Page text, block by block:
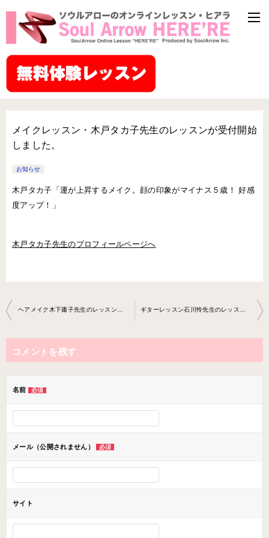
メイクレッスン・木戸タカ子先生のレッスンが受付開始
しました。
お知らせ
木戸タカ子「運が上昇するメイク。顔の印象がマイナス５歳！ 好感
度アップ！」
木戸タカ子先生のプロフィールページへ
投
稿
ナ
ビ
ョ
ン
ヘアメイク木下庸子先生のレッスンがスタートしました！ ギターレッスン石川怜先生のレッスンがスタート！！
コメントを残す
名前 必須
メール（公開されません） 必須
サイト